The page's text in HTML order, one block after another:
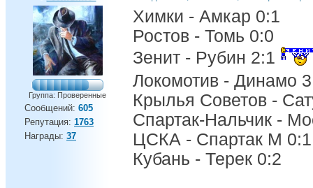
Группа: Проверенные
Сообщений: 605
Репутация: 1763
Награды: 37
Химки - Амкар 0:1
Ростов - Томь 0:0
Зенит - Рубин 2:1
Локомотив - Динамо
Крылья Советов -
Спартак-Нальчик -
ЦСКА - Спартак М 0:1
Кубань - Терек 0:2